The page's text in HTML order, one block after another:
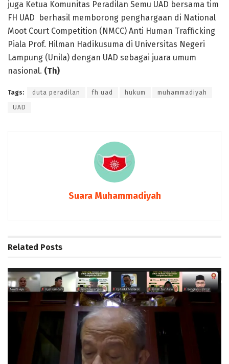
juga Ketua Komunitas Peradilan Semu UAD bersama tim
FH UAD berhasil memborong penghargaan di National
Moot Court Competition (NMCC) Anti Human Trafficking
Piala Prof. Hilman Hadikusuma di Universitas Negeri
Lampung (Unila) dengan UAD sebagai juara umum
nasional. (Th)
Tags: duta peradilan fh uad hukum muhammadiyah
UAD
Suara Muhammadiyah
Related Posts